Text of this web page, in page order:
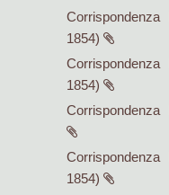
Corrispondenza
1854)
Corrispondenza
1854)
Corrispondenza
Corrispondenza
1854)